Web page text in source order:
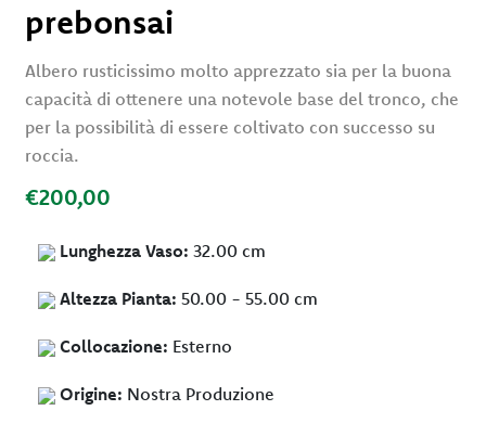
prebonsai
Albero rusticissimo molto apprezzato sia per la buona
capacità di ottenere una notevole base del tronco, che
per la possibilità di essere coltivato con successo su
roccia.
€200,00
Lunghezza Vaso: 32.00 cm
Altezza Pianta: 50.00 - 55.00 cm
Collocazione: Esterno
Origine: Nostra Produzione